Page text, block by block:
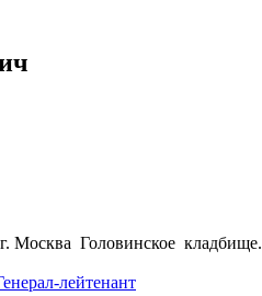
Москва Головинское кладбище.
лейтенант